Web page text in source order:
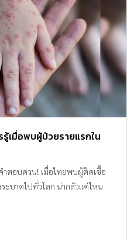
เมื่อพบผู้ป่วยรายแรกใน
ำตอบด่วน! เมื่อไทยพบผู้ติดเชื้อ
ะบาดไปทั่วโลก น่ากลัวแค่ไหน